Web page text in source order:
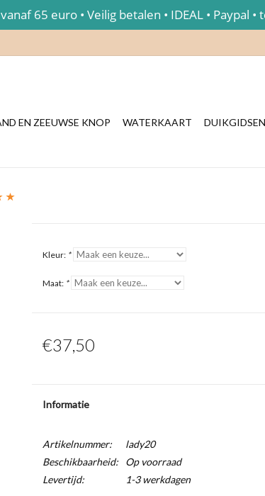
EN ZEEUWSE KNOP WATERKAART DUIKGIDSEN
Kleur: *
Maat: *
€37,50
Informatie
Artikelnummer:
lady20
Beschikbaarheid:
Op voorraad
Levertijd:
1-3 werkdagen
65 euro • Veilig betalen • IDEAL • Paypal •